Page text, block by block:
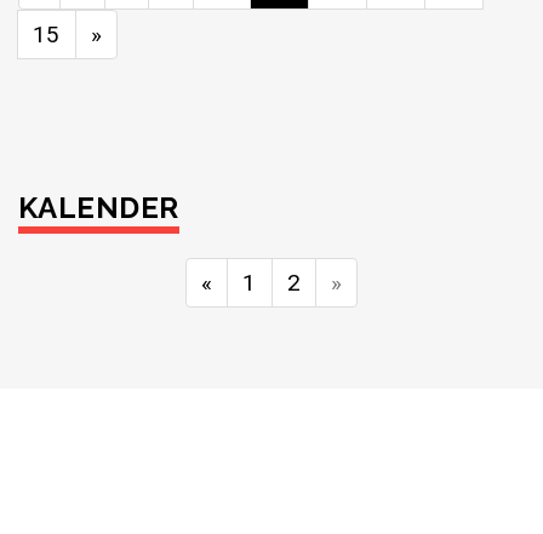
15
»
KALENDER
« 1 2 »